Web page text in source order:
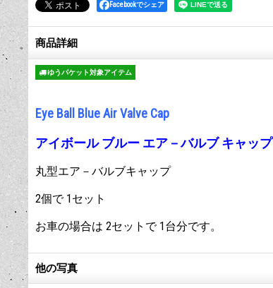
Facebookでシェア
商品詳細
ゆうパケット対象アイテム
Eye Ball Blue Air Valve Cap
アイボール ブルー エア－バルブ キャップ
丸型エア－バルブキャップ
2個で 1セット
お車の場合は 2セットで 1台分です。
他の写真